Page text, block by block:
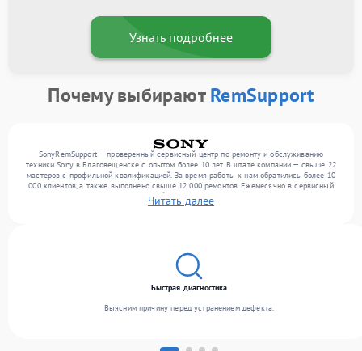
Узнать подробнее
Почему выбираютRemSupport
SonyRemSupport — проверенный сервисный центр по ремонту и обслуживанию
техники Sony в Благовещенске с опытом более 10 лет. В штате компании — свыше 22
мастеров с профильной квалификацией. За время работы к нам обратились более 10
000 клиентов, а также выполнено свыше 12 000 ремонтов. Ежемесячно в сервисный
центр поступает более 300 обращений, включая , , . Мы выполняем ремонт различного
уровня сложности и гарантируем высокое качество обслуживания благодаря
Читать далее
Быстрая диагностика
Выясним причину перед устранением дефекта.